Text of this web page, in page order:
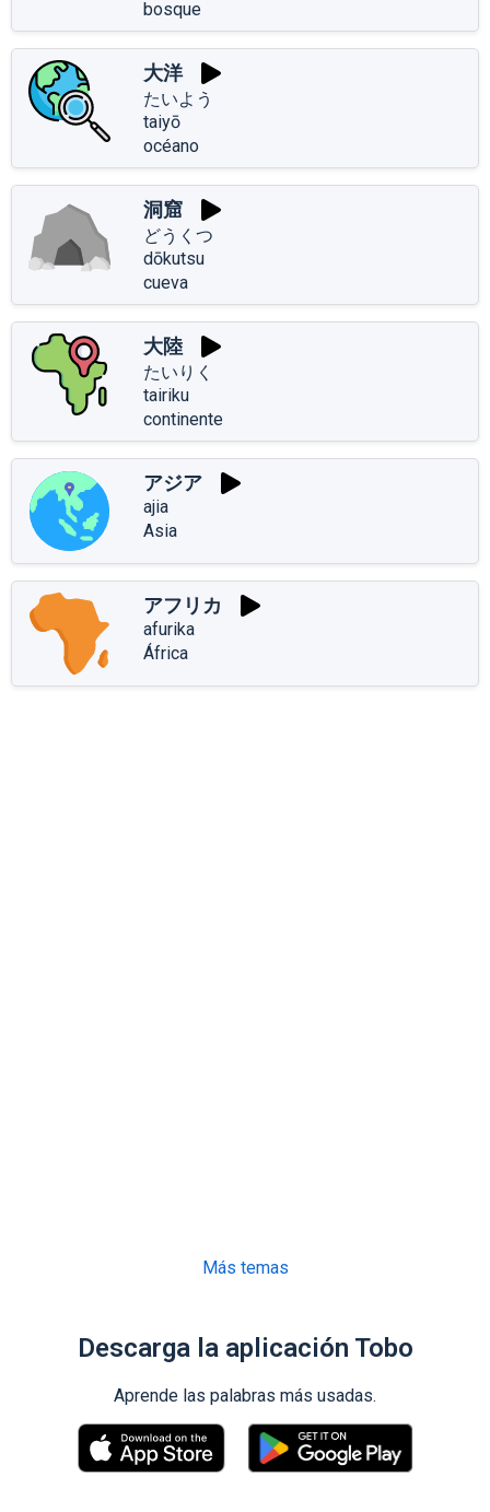
bosque
大洋
たいよう
taiyō
océano
洞窟
どうくつ
dōkutsu
cueva
大陸
たいりく
tairiku
continente
アジア
ajia
Asia
アフリカ
afurika
África
Más temas
Descarga la aplicación Tobo
Aprende las palabras más usadas.